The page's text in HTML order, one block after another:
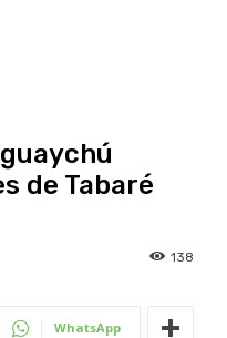
de Tabaré
138
WhatsApp